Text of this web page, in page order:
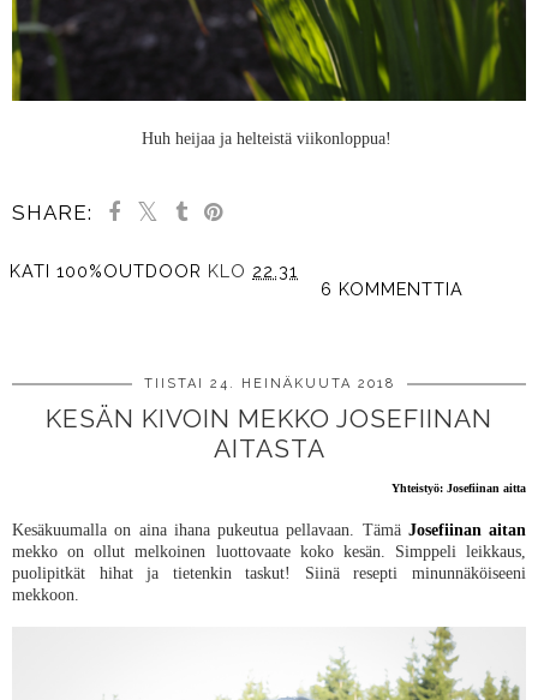
Huh heijaa ja helteistä viikonloppua!
SHARE:
KATI 100%OUTDOOR KLO 22.31
6 KOMMENTTIA
TIISTAI 24. HEINÄKUUTA 2018
KESÄN KIVOIN MEKKO JOSEFIINAN
AITASTA
Yhteistyö: Josefiinan aitta
Kesäkuumalla on aina ihana pukeutua pellavaan. Tämä Josefiinan aitan
mekko on ollut melkoinen luottovaate koko kesän. Simppeli leikkaus,
puolipitkät hihat ja tietenkin taskut! Siinä resepti minunnäköiseeni
mekkoon.